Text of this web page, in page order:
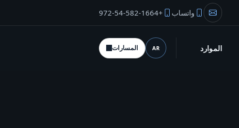
بريد المؤسس
واتساب +972-54-582-1664
الموارد اللغة (desktop)
AR المسارات